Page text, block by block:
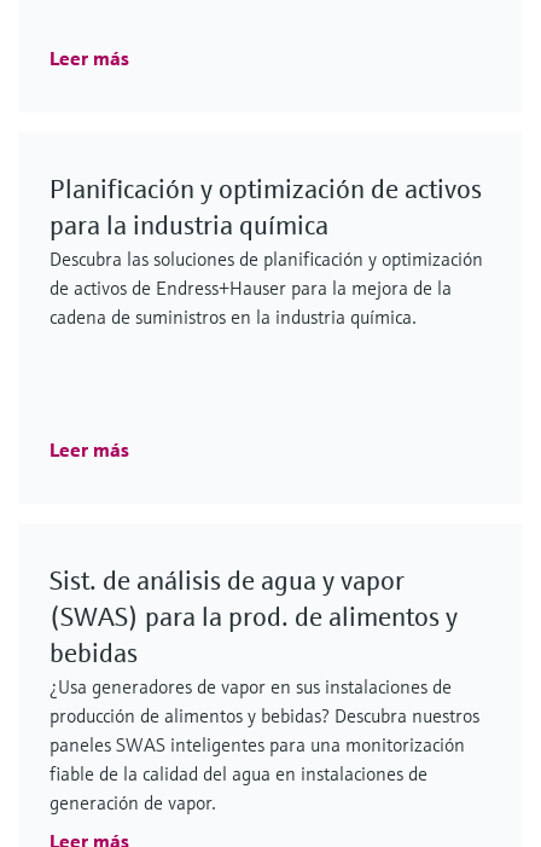
Leer más
Planificación y optimización de activos
para la industria química
Descubra las soluciones de planificación y optimización
de activos de Endress+Hauser para la mejora de la
cadena de suministros en la industria química.
Leer más
Sist. de análisis de agua y vapor
(SWAS) para la prod. de alimentos y
bebidas
¿Usa generadores de vapor en sus instalaciones de
producción de alimentos y bebidas? Descubra nuestros
paneles SWAS inteligentes para una monitorización
fiable de la calidad del agua en instalaciones de
generación de vapor.
Leer más